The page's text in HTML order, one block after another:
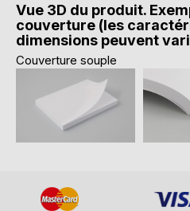
Vue 3D du produit.
couverture (les
dimensions peuvent
Couverture souple